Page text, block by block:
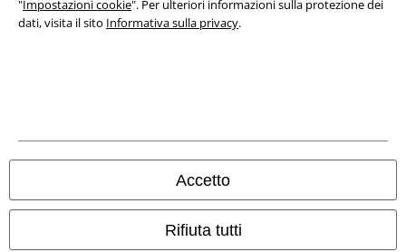
"Impostazioni cookie". Per ulteriori informazioni sulla protezione dei
dati, visita il sito Informativa sulla privacy.
Accetto
Rifiuta tutti
Informazioni sull'accessibilità